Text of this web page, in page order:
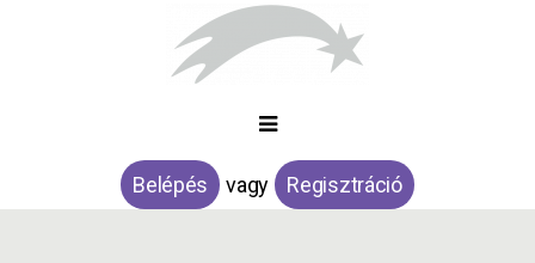
Belépés vagy Regisztráció